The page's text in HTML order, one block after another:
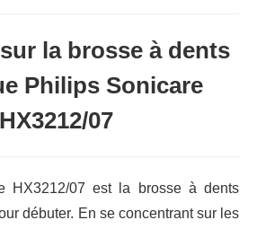
la brosse à dents
Philips Sonicare
HX3212/07
HX3212/07 est la brosse à dents
débuter. En se concentrant sur les